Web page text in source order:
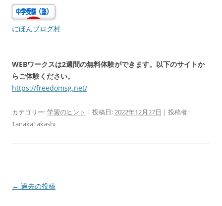
にほんブログ村
WEBワークスは2週間の無料体験ができます。以下のサイトか
らご体験ください。
https://freedomsg.net/
カテゴリー:学習のヒント | 投稿日:2022年12月27日 | 投稿者:
TanakaTakashi
投
← 過去の投稿